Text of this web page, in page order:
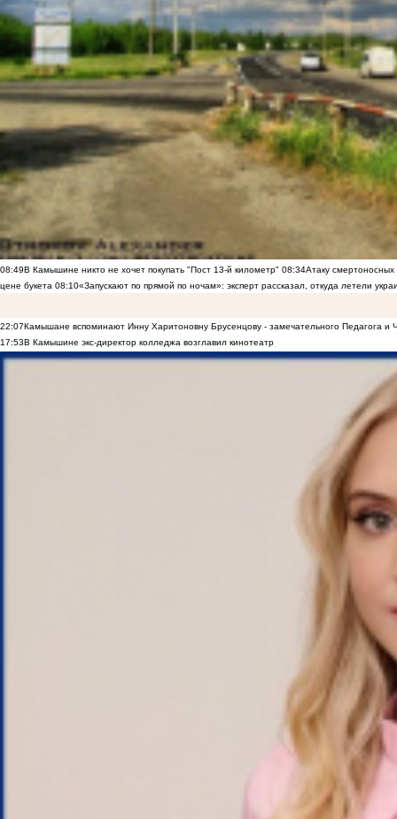
08:49В Камышине никто не хочет покупать "Пост 13-й километр" 08:34Атаку
цене букета 08:10«Запускают по прямой по ночам»: эксперт рассказал, откуда летели
22:07Камышане вспоминают Инну Харитоновну Брусенцову - замечательного Педагога и
17:53В Камышине экс-директор колледжа возглавил кинотеатр